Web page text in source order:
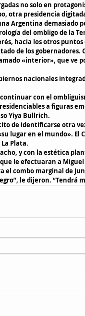
no solo en
otra presidencia
Argentina demasiado
del ombligo de la
hacia los otros puntos
de los gobernadores.
«interior», que ve
nacionales
con el
a figuras
Yiya Bullrich.
de identificarse otra
lugar en el mundo». El
Plata.
y con la estética
le efectuaran a
el combo marginal de
le dijeron. “Tendrá